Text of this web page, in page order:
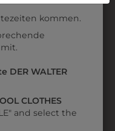
€ 39,90
kommen.
DER WALTER
CLOTHES
and select the